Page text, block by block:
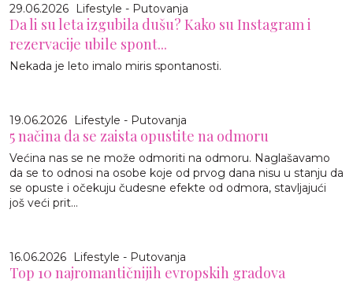
29.06.2026 Lifestyle - Putovanja
Da li su leta izgubila dušu? Kako su Instagram i
rezervacije ubile spont...
Nekada je leto imalo miris spontanosti.
19.06.2026 Lifestyle - Putovanja
5 načina da se zaista opustite na odmoru
Većina nas se ne može odmoriti na odmoru. Naglašavamo
da se to odnosi na osobe koje od prvog dana nisu u stanju da
se opuste i očekuju čudesne efekte od odmora, stavljajući
još veći prit...
16.06.2026 Lifestyle - Putovanja
Top 10 najromantičnijih evropskih gradova